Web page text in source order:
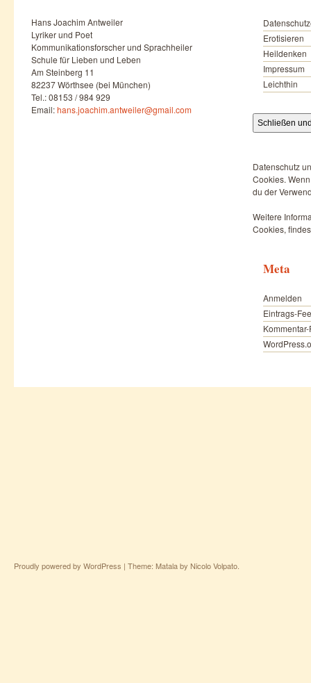
Hans Joachim Antweiler
Lyriker und Poet
Kommunikationsforscher und Sprachheiler
Schule für Lieben und Leben
Am Steinberg 11
82237 Wörthsee (bei München)
Tel.: 08153 / 984 929
Email:hans.joachim.antweiler@gmail.com
Erotisieren
Heildenken
Impressum
Leichthin
Datenschutz
Cookies.
du der
Weitere
Cookies,
Meta
Anmelden
Eintrags-
Proudly powered by WordPress | Theme: Matala by Nicolo Volpato